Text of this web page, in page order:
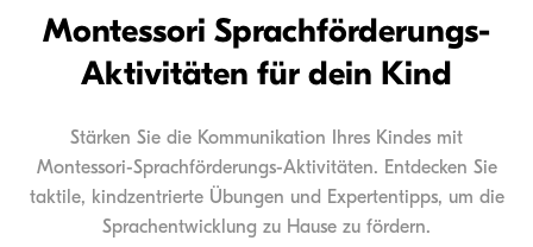
Montessori Sprachförderungs-
Aktivitäten für dein Kind
Stärken Sie die Kommunikation Ihres Kindes mit
Montessori-Sprachförderungs-Aktivitäten. Entdecken Sie
taktile, kindzentrierte Übungen und Expertentipps, um die
Sprachentwicklung zu Hause zu fördern.